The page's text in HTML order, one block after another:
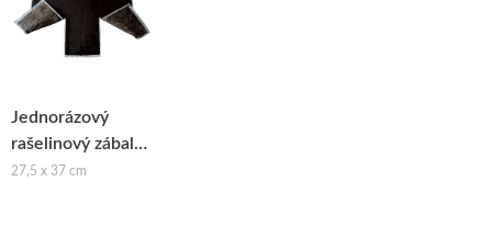
Jednorázový
rašelinový zábal
Torf Ziegler -
27,5 x 37 cm